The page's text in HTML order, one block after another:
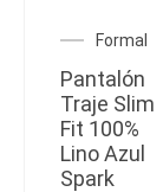
Formal
Pantalón
Traje Slim
Fit 100%
Lino Azul
Spark